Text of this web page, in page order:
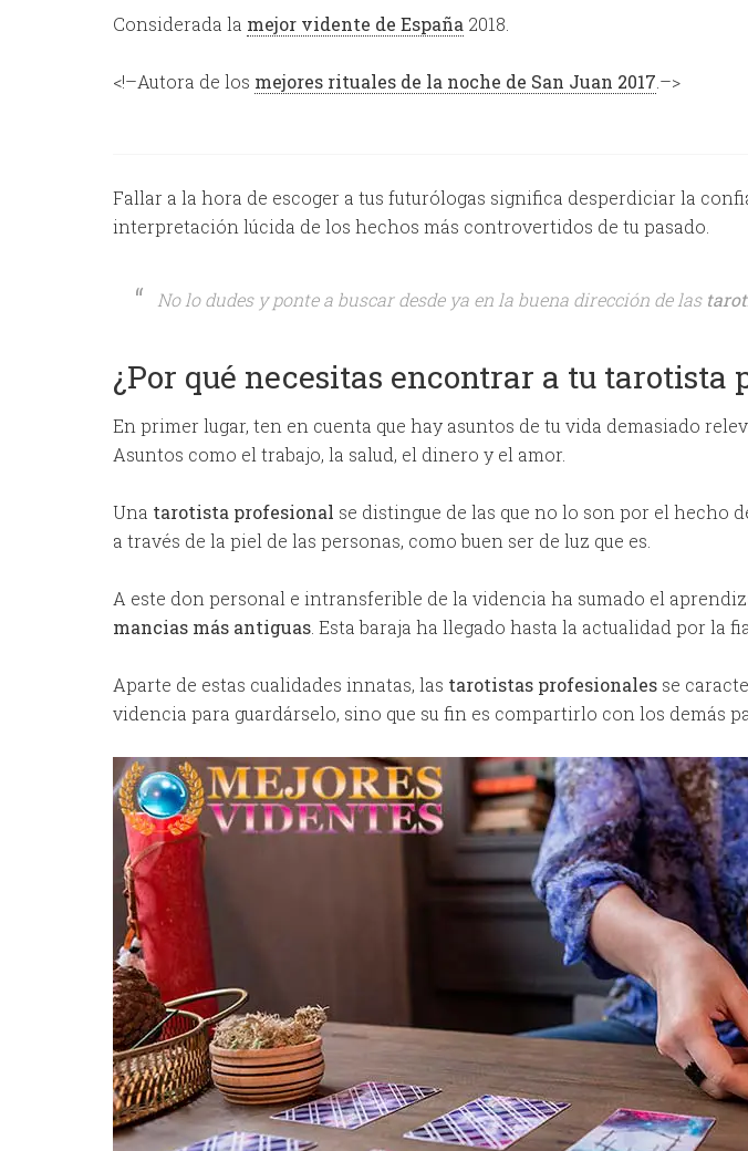
Considerada la mejor vidente de España 2018.
<!–Autora de los mejores rituales de la noche de San Juan 2017 .–>
Fallar a la hora de escoger a tus futurólogas significa desperdiciar la
interpretación lúcida de los hechos más controvertidos de tu pasado.
No lo dudes y ponte a buscar desde ya en la buena dirección de las
¿Por qué necesitas encontrar a tu tarotista
En primer lugar, ten en cuenta que hay asuntos de tu vida demasiado
Asuntos como el trabajo, la salud, el dinero y el amor.
Una tarotista profesional se distingue de las que no lo son por el hecho
a través de la piel de las personas, como buen ser de luz que es.
A este don personal e intransferible de la videncia ha sumado el
mancias más antiguas . Esta baraja ha llegado hasta la actualidad por
Aparte de estas cualidades innatas, las tarotistas profesionales se
videncia para guardárselo, sino que su fin es compartirlo con los demás